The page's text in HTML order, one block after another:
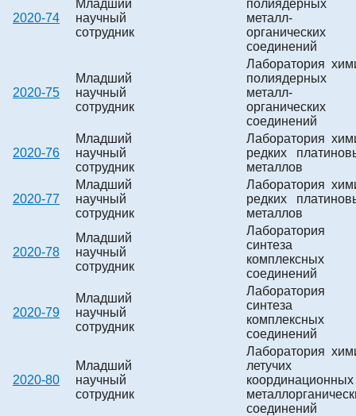
2020-74
Младший
научный
сотрудник
полиядерных
металл-
органических
соединений
2020-75
Младший
научный
сотрудник
Лаборатория
полиядерных
металл-
органических
соединений
2020-76
Младший
научный
сотрудник
Лаборатория
редких
металлов
2020-77
Младший
научный
сотрудник
Лаборатория
редких
металлов
2020-78
Младший
научный
сотрудник
Лаборатория
синтеза
комплексных
соединений
2020-79
Младший
научный
сотрудник
Лаборатория
синтеза
комплексных
соединений
2020-80
Младший
научный
сотрудник
Лаборатория
летучих
соединений